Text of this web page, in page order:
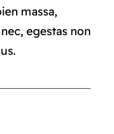
massa,
egestas non